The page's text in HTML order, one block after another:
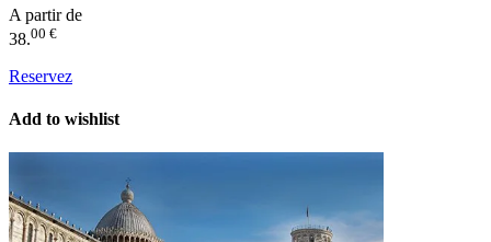
A partir de
38.00 €
Reservez
Add to wishlist